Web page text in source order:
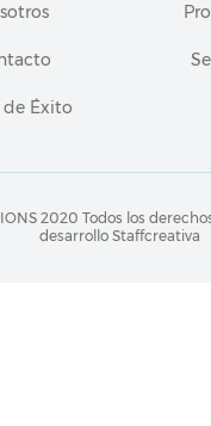
de Éxito
2020 Todos los
desarrollo Staffcreativa